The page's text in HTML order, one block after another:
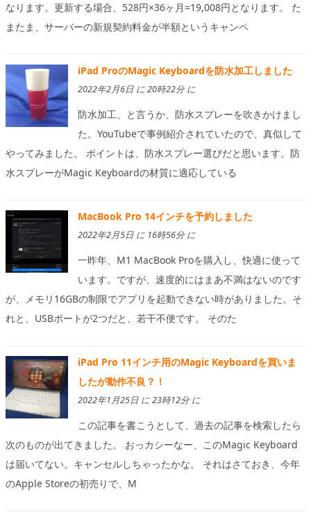
なります。更新する場合、528円×36ヶ月=19,008円となります。 た
またま、サーバーの新規契約料金が半額というキャンペ
iPad ProのMagic Keyboardを防水加工しました
2022年2月6日 に 20時22分 に
防水加工、と言うか、防水スプレーを吹きかけまし
た。YouTubeで事例紹介されていたので、真似して
やってみました。 ポイントは、防水スプレー選びだと思います。防
水スプレーがMagic Keyboardの材質に適応している
MacBook Pro 14インチを予約しました
2022年2月5日 に 16時56分 に
一昨年、M1 MacBook Proを購入し、快適に使って
います。ですが、速度的にはまあ不満はないのです
が、メモリ16GBの制限でアプリを起動できない時がありました。そ
れと、USBポートが2つだと、若干不便です。 そのた
iPad Pro 11インチ用のMagic Keyboardを買いま
したが動作不良？！
2022年1月25日 に 23時12分 に
この記事を書こうとして、過去の記事を検索したら
次のものが出てきました。 おっカシーなー、このMagic Keyboard
は届いてない。キャンセルしちゃったかな。 それはさておき、今年
のApple Storeの初売りで、M